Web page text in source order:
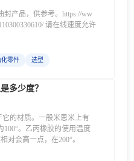
封产品，供参考。https://ww
请在线速度允许
化零件 选型
多少度？
的材质。一般米思米上有
。乙丙橡胶的使用温度
对会高一点，在200°。